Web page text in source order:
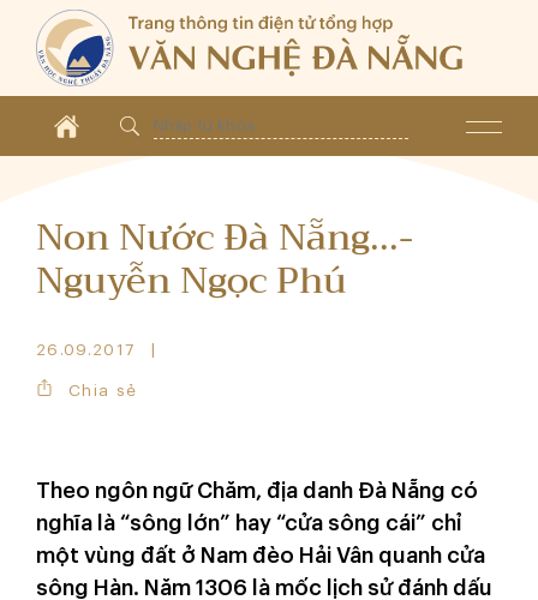
Non Nước Đà Nẵng...-
Nguyễn Ngọc Phú
26.09.2017
Chia sẻ
Theo ngôn ngữ Chăm, địa danh Đà Nẵng có
nghĩa là “sông lớn” hay “cửa sông cái” chỉ
một vùng đất ở Nam đèo Hải Vân quanh cửa
sông Hàn. Năm 1306 là mốc lịch sử đánh dấu